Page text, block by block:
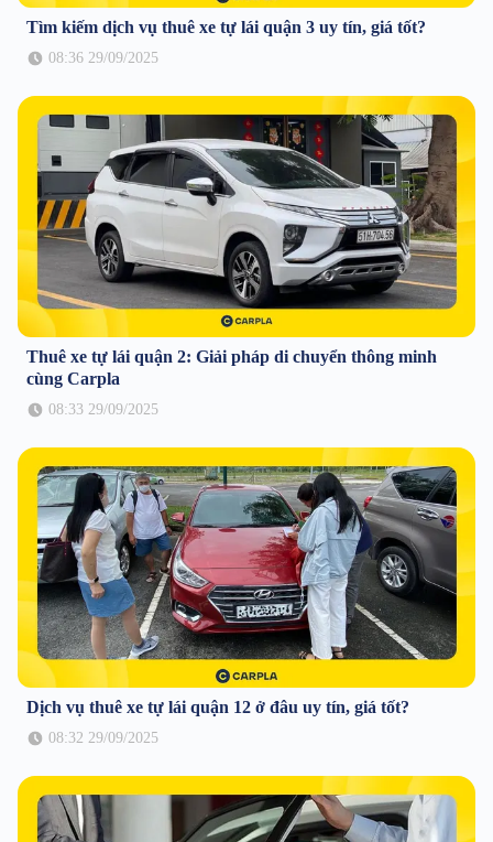
Tìm kiếm dịch vụ thuê xe tự lái quận 3 uy tín, giá tốt?
08:36 29/09/2025
Thuê xe tự lái quận 2: Giải pháp di chuyển thông minh
cùng Carpla
08:33 29/09/2025
Dịch vụ thuê xe tự lái quận 12 ở đâu uy tín, giá tốt?
08:32 29/09/2025